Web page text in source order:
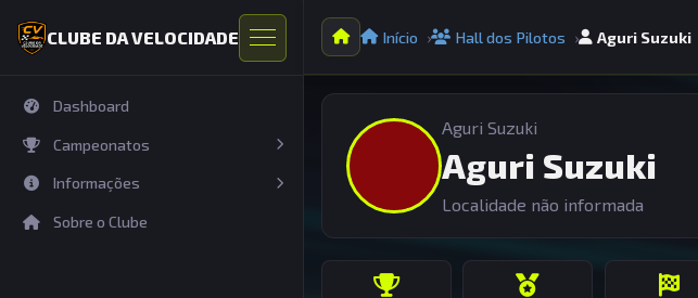
CLUBE DA VELOCIDADE
Dashboard
Campeonatos
Temporadas Abertas
Temporadas
Informações
Organizações
Sobre o Clube
Início Hall dos Pilotos Aguri Suzuki
Aguri Suzuki
Aguri Suzuki
Localidade não informada